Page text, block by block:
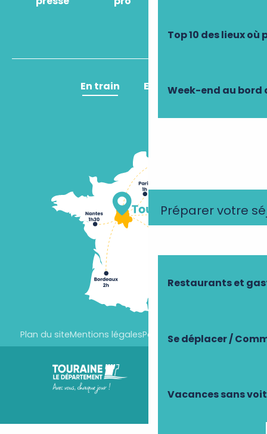
Top 10 des lieux
Week-end au bord
Préparer votre
Restaurants et
Se déplacer /
Vacances sans
En train En avion
Plan du siteMentions légalesParamètres des cookies